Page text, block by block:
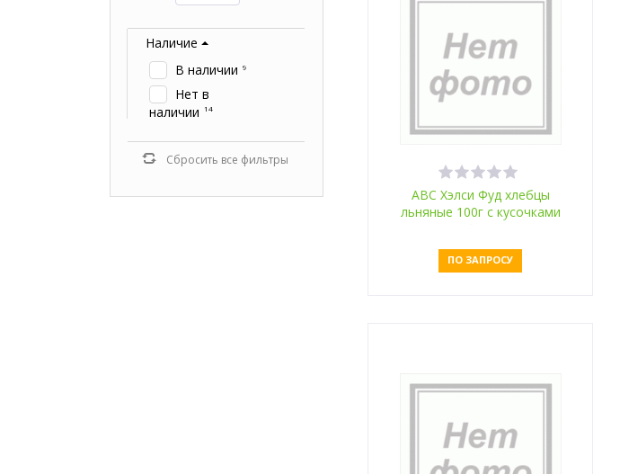
Наличие
В наличии 9
Нет в
наличии
14
Сбросить все фильтры
ABC Хэлси Фуд хлебцы
льняные 100г с кусочками
ПО ЗАПРОСУ